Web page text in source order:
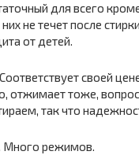
для всего
не течет после
от детей.
своей
отжимает тоже,
так что
Много режимов.